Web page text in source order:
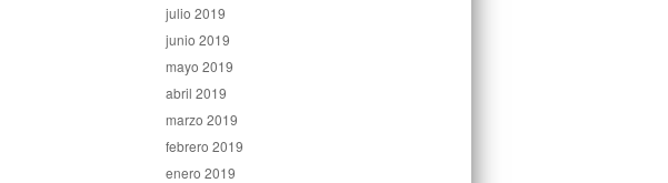
julio 2019
junio 2019
mayo 2019
abril 2019
marzo 2019
febrero 2019
enero 2019